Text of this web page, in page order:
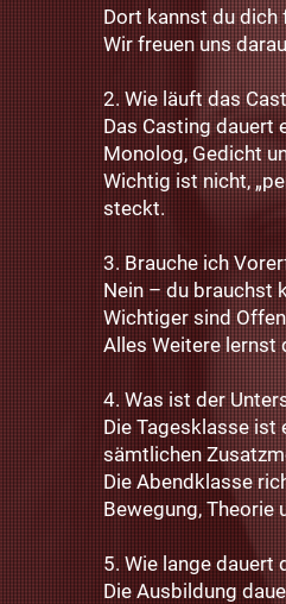
Dort kannst du dich
Wir freuen uns
2. Wie läuft das
Das Casting dauert
Monolog, Gedicht
Wichtig ist nicht,
steckt.
3. Brauche ich
Nein – du brauchst
Wichtiger sind
Alles Weitere lernst
4. Was ist der
Die Tagesklasse ist
sämtlichen
Die Abendklasse
Bewegung, Theorie
5. Wie lange dauert
Die Ausbildung